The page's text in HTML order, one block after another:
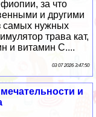
за что
и другими
самых нужных
трава кат,
и витамин С....
03 07 2026 3:47:50
и